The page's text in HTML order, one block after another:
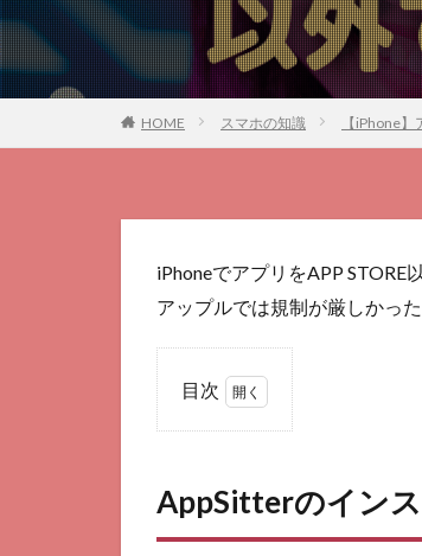
HOME スマホの知識 【iPhone
iPhoneでアプリをAPP STORE
アップルでは規制が厳しかっ
目次
トール
2
AppSitterのイン